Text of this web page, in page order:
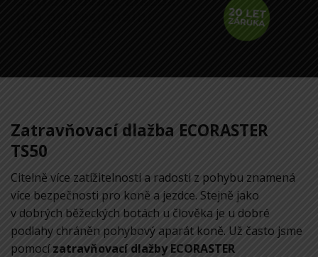
Zatravňovací dlažba ECORASTER
TS50
Citelně více zatížitelnosti a radosti z pohybu znamená
více bezpečnosti pro koně a jezdce. Stejně jako
v dobrých běžeckých botách u člověka je u dobré
podlahy chráněn pohybový aparát koně. Už často jsme
pomocízatravňovací dlažby ECORASTER